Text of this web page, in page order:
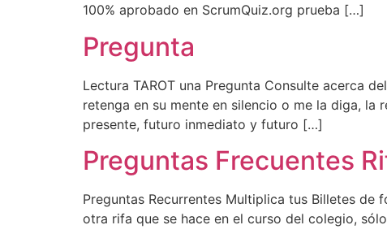
100% aprobado en ScrumQuiz.org prueba […]
Pregunta
Lectura TAROT una Pregunta Consulte acerca
retenga en su mente en silencio o me la diga, la
presente, futuro inmediato y futuro […]
Preguntas Frecuentes
Preguntas Recurrentes Multiplica tus Billetes de
otra rifa que se hace en el curso del colegio,